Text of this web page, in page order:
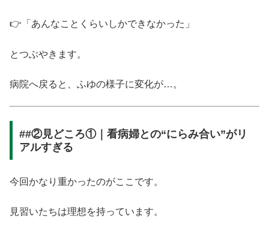
👉「あんなことくらいしかできなかった」
とつぶやきます。
病院へ戻ると、ふゆの様子に変化が…。
##②見どころ①｜看病婦との“にらみ合い”がリ
アルすぎる
今回かなり重かったのがここです。
見習いたちは理想を持っています。